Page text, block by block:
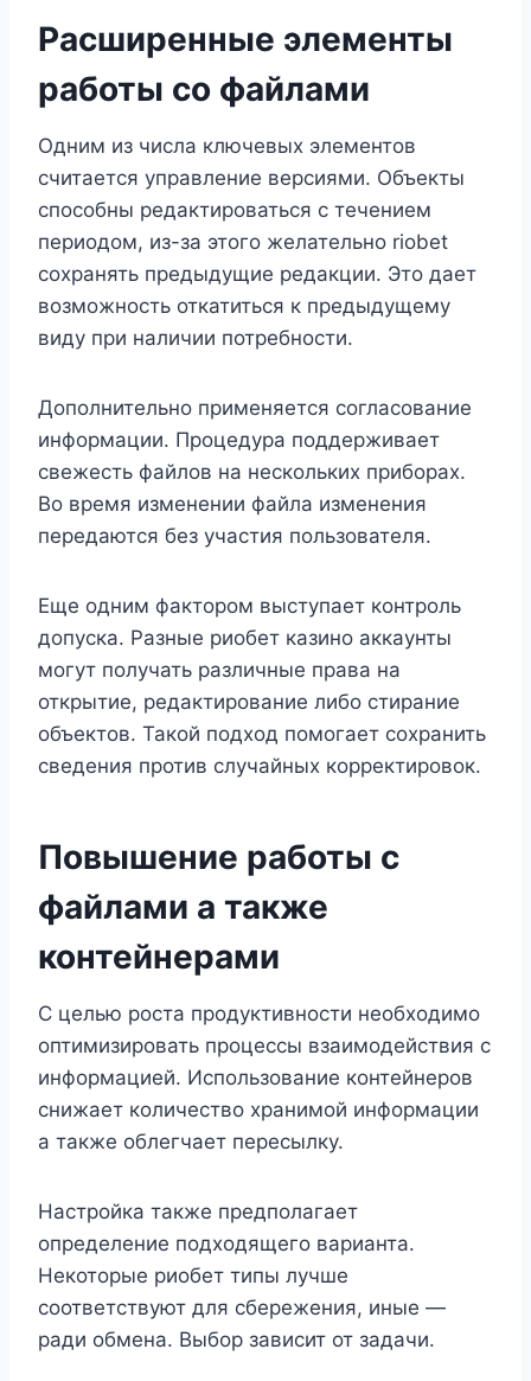
Расширенные элементы
работы со файлами
Одним из числа ключевых элементов
считается управление версиями. Объекты
способны редактироваться с течением
периодом, из-за этого желательно riobet
сохранять предыдущие редакции. Это дает
возможность откатиться к предыдущему
виду при наличии потребности.
Дополнительно применяется согласование
информации. Процедура поддерживает
свежесть файлов на нескольких приборах.
Во время изменении файла изменения
передаются без участия пользователя.
Еще одним фактором выступает контроль
допуска. Разные риобет казино аккаунты
могут получать различные права на
открытие, редактирование либо стирание
объектов. Такой подход помогает сохранить
сведения против случайных корректировок.
Повышение работы с
файлами а также
контейнерами
С целью роста продуктивности необходимо
оптимизировать процессы взаимодействия с
информацией. Использование контейнеров
снижает количество хранимой информации
а также облегчает пересылку.
Настройка также предполагает
определение подходящего варианта.
Некоторые риобет типы лучше
соответствуют для сбережения, иные —
ради обмена. Выбор зависит от задачи.